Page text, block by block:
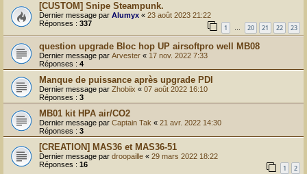
[CUSTOM] Snipe Steampunk.
Dernier message par Alumyx « 23 août 2023 21:22
Réponses : 337 1 … 20 21 22 23
question upgrade Bloc hop UP airsoftpro well MB08
Dernier message par Arvester « 17 nov. 2022 7:33
Réponses : 4
Manque de puissance après upgrade PDI
Dernier message par Zhobiix « 07 août 2022 16:10
Réponses : 3
MB01 kit HPA air/CO2
Dernier message par Captain Tak « 21 avr. 2022 14:30
Réponses : 3
[CREATION] MAS36 et MAS36-51
Dernier message par droopaille « 29 mars 2022 18:22
Réponses : 16 1 2